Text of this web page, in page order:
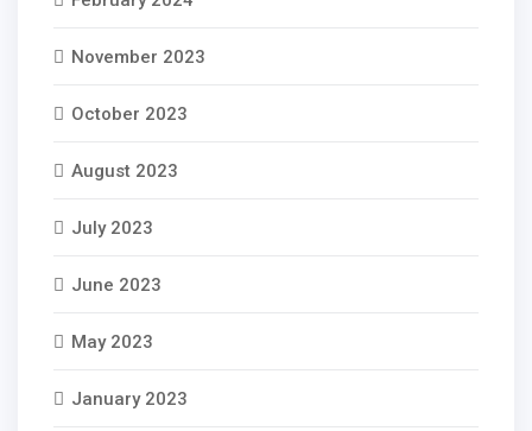
November 2023
October 2023
August 2023
July 2023
June 2023
May 2023
January 2023